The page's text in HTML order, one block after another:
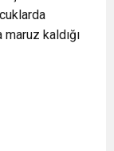
kaldığı